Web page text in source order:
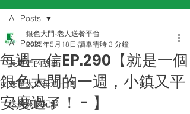
All Posts
長輩們的故事
長輩大使每週一信
送餐關懷紀錄
All Posts
每週一信EP.290【就是一個
銀色大門的一週，小鎮又平
安度過了！ - 】
銀色大門-老人送餐平台
2025年5月18日 讀畢需時 3 分鐘